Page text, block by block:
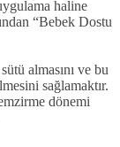
haline
“Bebek Dostu
almasını ve bu
sağlamaktır.
dönemi